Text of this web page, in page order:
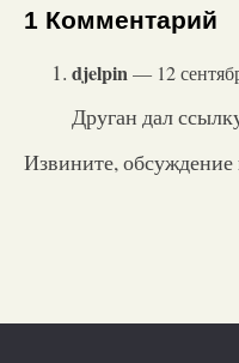
1 Комментарий
djelpin— 12
Друган дал
Извините,